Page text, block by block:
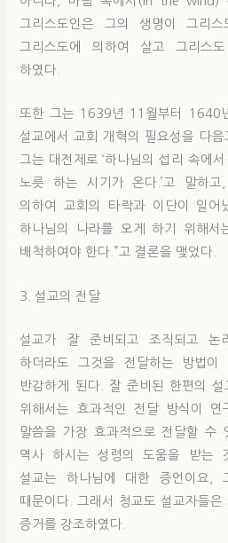
그리스도인은 그의 생명이 그리
그리스도에 의하여 살고 그리스
하였다.
또한 그는 1639년 11월부터 1640
설교에서 교회 개혁의 필요성을 다음
그는 대전제로 ‘하나님의 섭리 속에
노릇 하는 시기가 온다.’고 말하고,
의하여 교회의 타락과 이단이 일어
하나님의 나라를 오게 하기 위해서
배척하여야 한다.”고 결론을 맺었다.
3. 설교의 전달
설교가 잘 준비되고 조직되고 논
하더라도 그것을 전달하는 방법
반감하게 된다. 잘 준비된 한편의 설
위해서는 효과적인 전달 방식이 연
말씀을 가장 효과적으로 전달할 수
역사 하시는 성령의 도움을 받는
설교는 하나님에 대한 증언이요,
때문이다. 그래서 청교도 설교자들은
증거를 강조하였다.